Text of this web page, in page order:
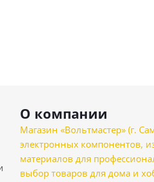
О компании
Магазин «Вольтмастер» (г.
электронных компонентов,
материалов для
выбор товаров для дома и